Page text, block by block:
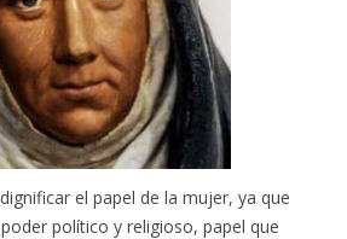
el papel de la mujer, ya que
político y religioso, papel que